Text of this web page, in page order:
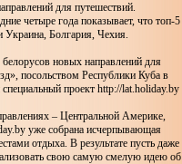
для путешествий.
четыре года показывает, что топ-5
Украина, Болгария, Чехия.
новых направлений для
посольством Республики Куба в
проект http://lat.holiday.by
– Центральной Америке,
уже собрана исчерпывающая
отдыха. В результате пусть даже
свою самую смелую идею об